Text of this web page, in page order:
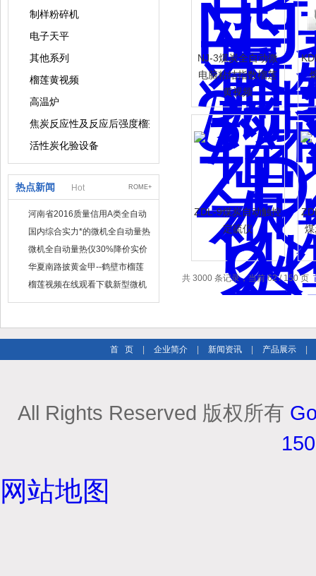
制样粉碎机
电子天平
其他系列
榴莲黄视频
高温炉
焦炭反应性及反应后强度榴莲黄视频
活性炭化验设备
热点新闻 Hot ROME+
河南省2016质量信用A类全自动
量热仪
国内综合实力*的微机全自动量热
仪制造企业
微机全自动量热仪30%降价实价
出售
华夏南路披黄金甲--鹤壁市榴莲
视频在线观看下载仪器仪表有限
榴莲视频在线观看下载新型微机
NJ-3煤炭全自动微
电脑粘结指数榴莲
黄视频
ZDL-9煤炭自动触控
定硫仪
共 3000 条记录，当前 62 / 150 页
首 页 企业简介 新闻资讯 产品展示
All Rights Reserved 版权所有
网站地图